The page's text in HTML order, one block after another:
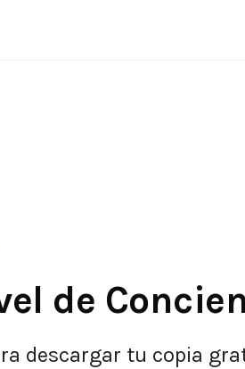
de
descargar tu copia